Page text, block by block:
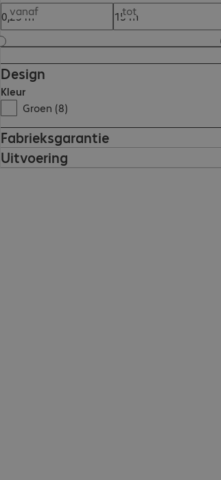
vanaf
tot
Design
Kleur
Groen (8)
Fabrieksgarantie
Uitvoering